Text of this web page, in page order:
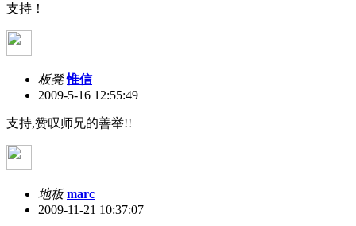
支持！
板凳 惟信
2009-5-16 12:55:49
支持,赞叹师兄的善举!!
地板 marc
2009-11-21 10:37:07